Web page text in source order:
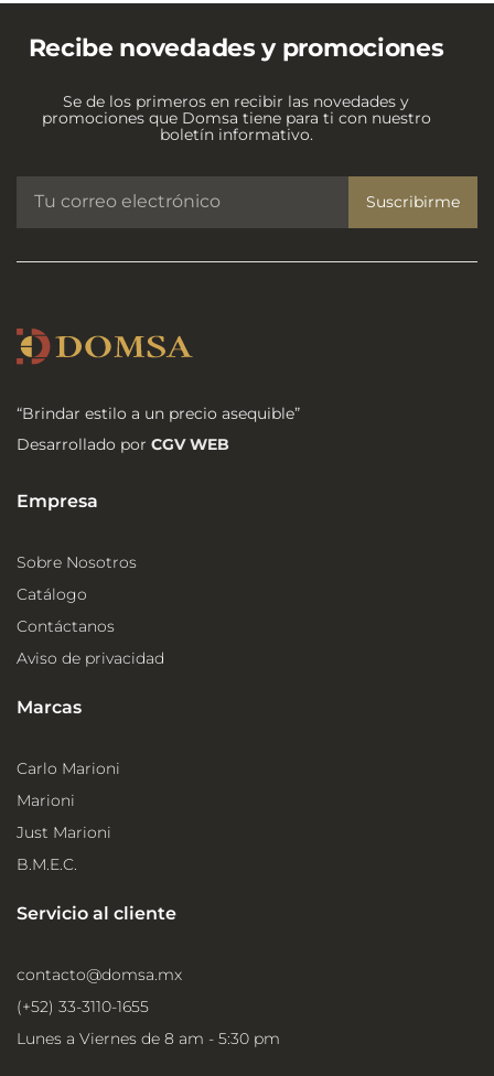
Recibe novedades y promociones
Se de los primeros en recibir las novedades y
promociones que Domsa tiene para ti con nuestro
boletín informativo.
Suscribirme
“Brindar estilo a un precio asequible”
Desarrollado por CGV WEB
Empresa
Sobre Nosotros
Catálogo
Contáctanos
Aviso de privacidad
Marcas
Carlo Marioni
Marioni
Just Marioni
B.M.E.C.
Servicio al cliente
contacto@domsa.mx
(+52) 33-3110-1655
Lunes a Viernes de 8 am - 5:30 pm